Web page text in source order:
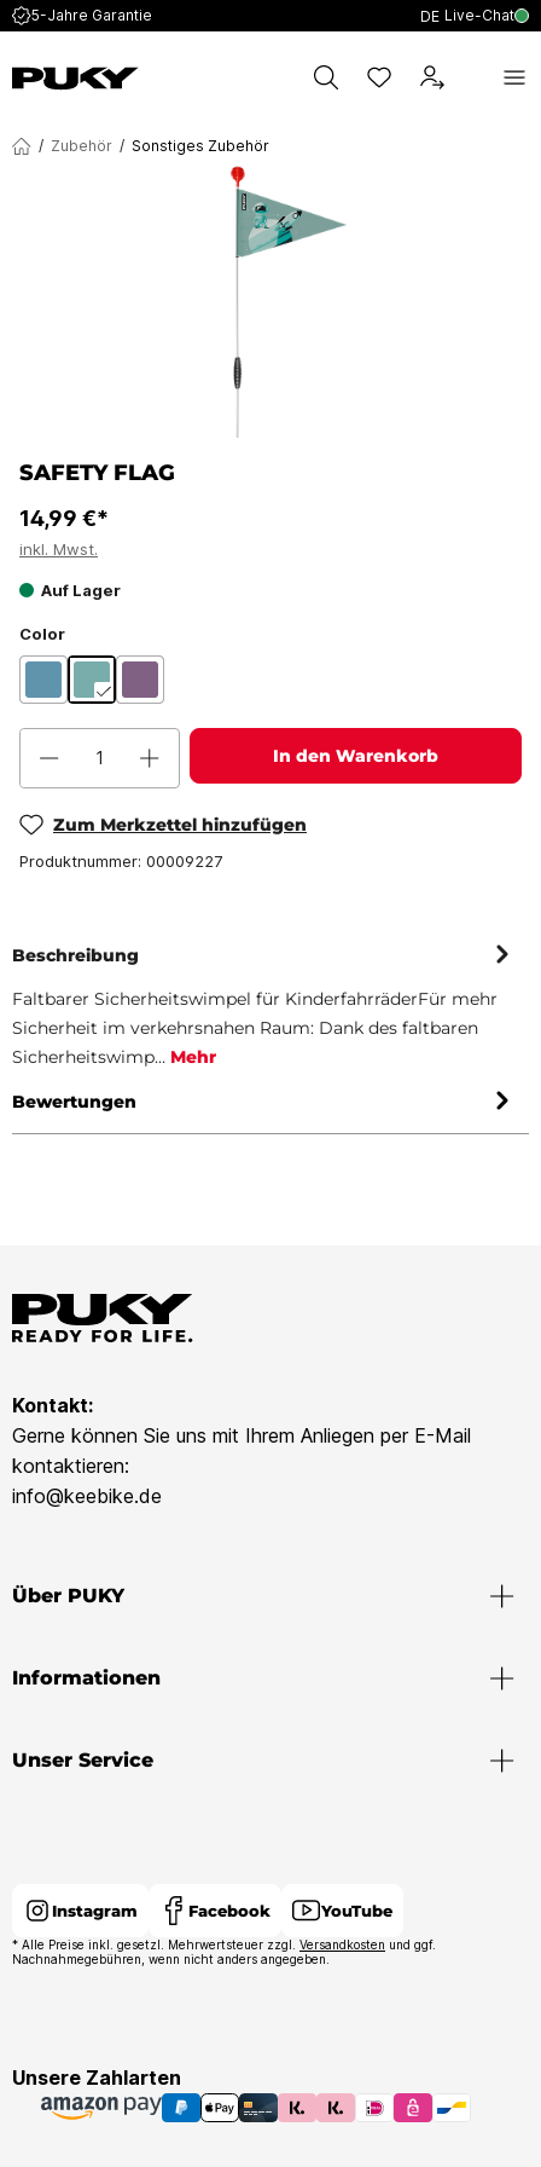
5-Jahre Garantie DE Live-Chat
/ Zubehör / Sonstiges Zubehör
SAFETY FLAG
14,99 €*
inkl. Mwst.
Auf Lager
Color
In den Warenkorb
Zum Merkzettel hinzufügen
Produktnummer: 00009227
Beschreibung
Faltbarer Sicherheitswimpel für KinderfahrräderFür mehr
Sicherheit im verkehrsnahen Raum: Dank des faltbaren
Sicherheitswimp… Mehr
Bewertungen
Kontakt:
Gerne können Sie uns mit Ihrem Anliegen per E-Mail
kontaktieren:
info@keebike.de
Über PUKY
Informationen
Unser Service
Instagram Facebook YouTube
* Alle Preise inkl. gesetzl. Mehrwertsteuer zzgl. Versandkosten und ggf.
Nachnahmegebühren, wenn nicht anders angegeben.
Unsere Zahlarten